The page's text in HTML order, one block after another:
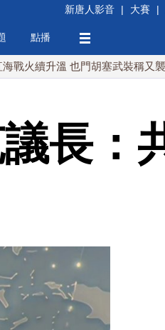
新唐人影音 | 大賽 |
點播
溫 也門胡塞武裝稱又襲擊沙特油
長：